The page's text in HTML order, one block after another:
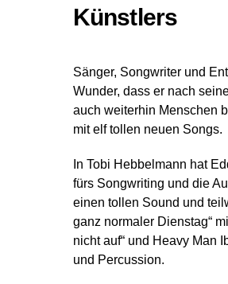
Künstlers
Sänger, Songwriter und
Wunder, dass er nach
auch weiterhin Menschen
mit elf tollen neuen Songs.
In Tobi Hebbelmann hat
fürs Songwriting und die
einen tollen Sound und
ganz normaler Dienstag“
nicht auf“ und Heavy Man
und Percussion.